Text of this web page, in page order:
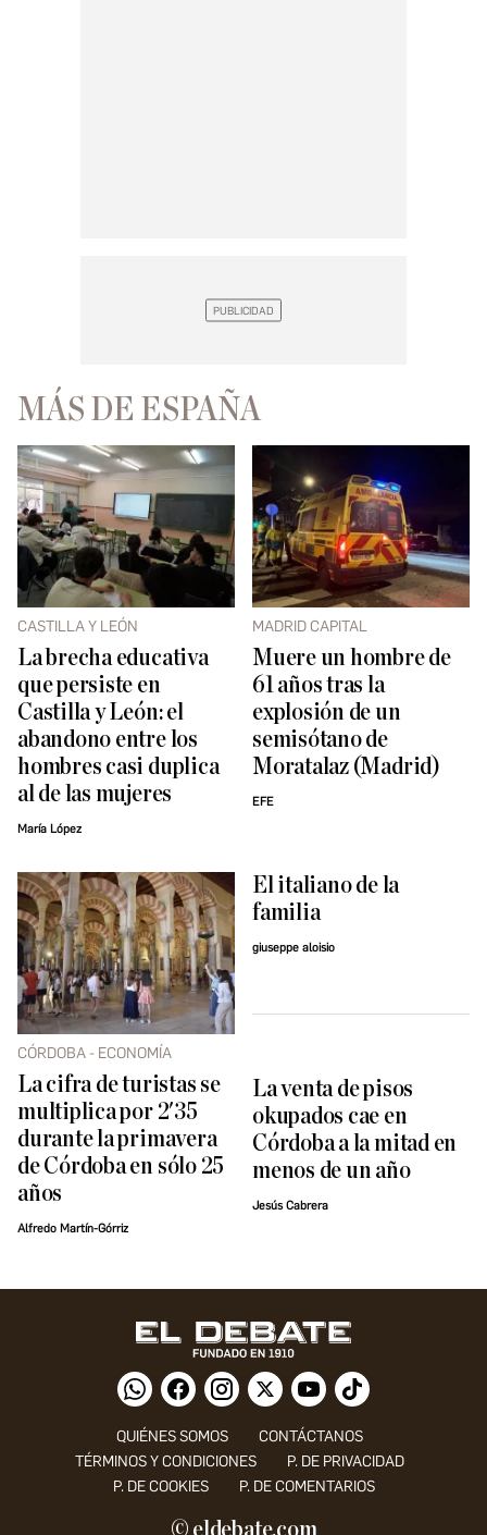
MÁS DE ESPAÑA
CASTILLA Y LEÓN
La brecha educativa
que persiste en
Castilla y León: el
abandono entre los
hombres casi duplica
al de las mujeres
María López
MADRID CAPITAL
Muere un hombre de
61 años tras la
explosión de un
semisótano de
Moratalaz (Madrid)
EFE
CÓRDOBA - ECONOMÍA
La cifra de turistas se
multiplica por 2'35
durante la primavera
de Córdoba en sólo 25
años
Alfredo Martín-Górriz
El italiano de la
familia
giuseppe aloisio
La venta de pisos
okupados cae en
Córdoba a la mitad en
menos de un año
Jesús Cabrera
QUIÉNES SOMOS
CONTÁCTANOS
TÉRMINOS Y CONDICIONES
P. DE PRIVACIDAD
P. DE COOKIES
P. DE COMENTARIOS